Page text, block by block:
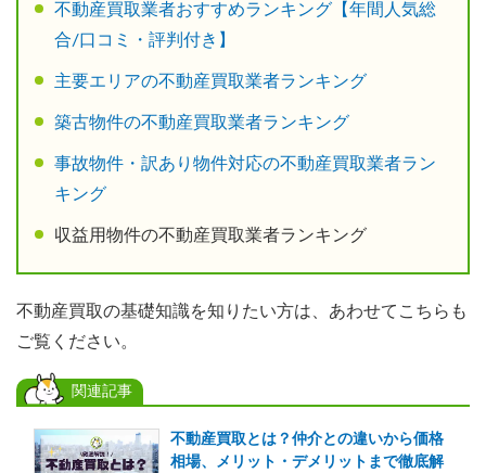
不動産買取業者おすすめランキング【年間人気総
合/口コミ・評判付き 】
主要エリアの不動産買取業者ランキング
築古物件の不動産買取業者ランキング
事故物件・訳あり物件対応の不動産買取業者ラン
キング
収益用物件の不動産買取業者ランキング
不動産買取の基礎知識を知りたい方は、あわせてこちらも
ご覧ください。
関連記事
不動産買取とは？仲介との違いから価格
相場、メリット・デメリットまで徹底解